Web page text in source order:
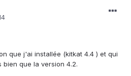
que j'ai installée (kitkat 4.4 ) et qui
que la version 4.2.